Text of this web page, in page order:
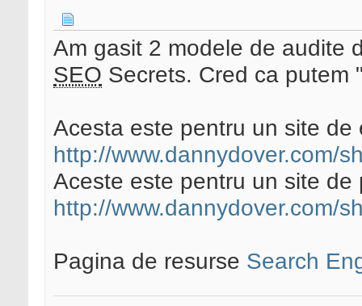
Am gasit 2 modele de audite
SEO Secrets. Cred ca putem
Acesta este pentru un site de
http://www.dannydover.com/
Aceste este pentru un site
http://www.dannydover.com/
Pagina de resurse Search